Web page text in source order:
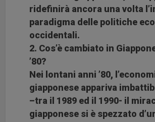
ridefinirà ancora una volta
paradigma delle politiche
occidentali.
2. Cos’è cambiato in
’80?
Nei lontani anni ’80,
giapponese appariva
–tra il 1989 ed il 1990- il
giapponese si è spezzato